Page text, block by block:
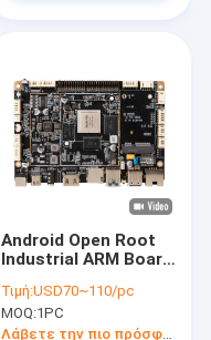
Android Open Root
Industrial ARM Board
οθόνη αφής LCD
ψηφιακή σήμανση
Τιμή:USD70~110/pc
MOQ:1PC